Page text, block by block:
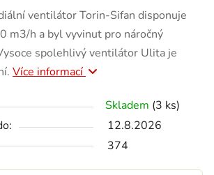
ventilátor Torin-Sifan disponuje
m3/h a byl vyvinut pro náročný
spolehlivý ventilátor Ulita je
Více informací
Skladem (3 ks)
12.8.2026
374